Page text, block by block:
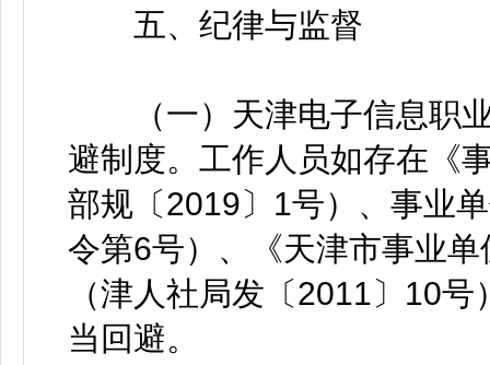
五、纪律与监督
（一）天津电子信息职业
避制度。工作人员如存在《
部规〔2019〕1号）、事业
令第6号）、《天津市事业
（津人社局发〔2011〕10
当回避。